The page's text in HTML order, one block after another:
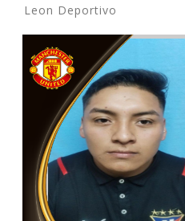
Leon Deportivo